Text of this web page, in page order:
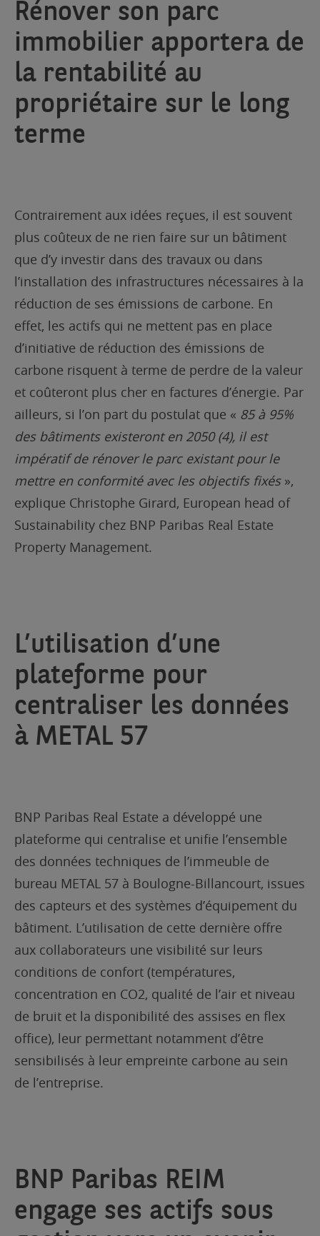
Rénover son parc
immobilier apportera de
la rentabilité au
propriétaire sur le long
terme
Contrairement aux idées reçues, il est souvent
plus coûteux de ne rien faire sur un bâtiment
que d’y investir dans des travaux ou dans
l’installation des infrastructures nécessaires à la
réduction de ses émissions de carbone. En
effet, les actifs qui ne mettent pas en place
d’initiative de réduction des émissions de
carbone risquent à terme de perdre de la valeur
et coûteront plus cher en factures d’énergie. Par
ailleurs, si l’on part du postulat que « 85 à 95%
des bâtiments existeront en 2050 (4), il est
impératif de rénover le parc existant pour le
mettre en conformité avec les objectifs fixés»,
explique Christophe Girard, European head of
Sustainability chez BNP Paribas Real Estate
Property Management.
L’utilisation d’une
plateforme pour
centraliser les données
à METAL 57
BNP Paribas Real Estate a développé une
plateforme qui centralise et unifie l’ensemble
des données techniques de l’immeuble de
bureau METAL 57 à Boulogne-Billancourt, issues
des capteurs et des systèmes d’équipement du
bâtiment. L’utilisation de cette dernière offre
aux collaborateurs une visibilité sur leurs
conditions de confort (températures,
concentration en CO2, qualité de l’air et niveau
de bruit et la disponibilité des assises en flex
office), leur permettant notamment d’être
sensibilisés à leur empreinte carbone au sein
de l’entreprise.
BNP Paribas REIM
engage ses actifs sous